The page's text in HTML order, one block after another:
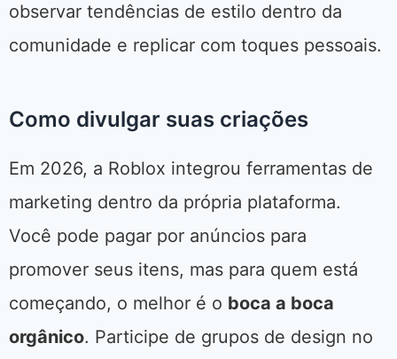
observar tendências de estilo dentro da
comunidade e replicar com toques pessoais.
Como divulgar suas criações
Em 2026, a Roblox integrou ferramentas de
marketing dentro da própria plataforma.
Você pode pagar por anúncios para
promover seus itens, mas para quem está
começando, o melhor é o boca a boca
orgânico. Participe de grupos de design no